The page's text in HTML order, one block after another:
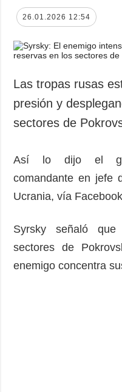
26.01.2026 12:54
Las tropas rusas
presión y
sectores de
Así lo dijo el
comandante en jefe
Ucrania, vía
Syrsky señaló
sectores de
enemigo concentra